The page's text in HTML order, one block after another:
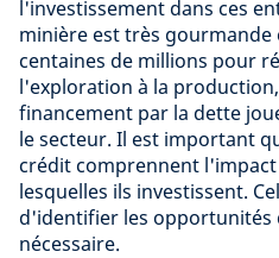
l'investissement dans ces
minière est très gourmande
centaines de millions pour
l'exploration à la
financement par la dette
le secteur. Il est important
crédit comprennent
lesquelles ils investissent.
d'identifier les opportunités
nécessaire.